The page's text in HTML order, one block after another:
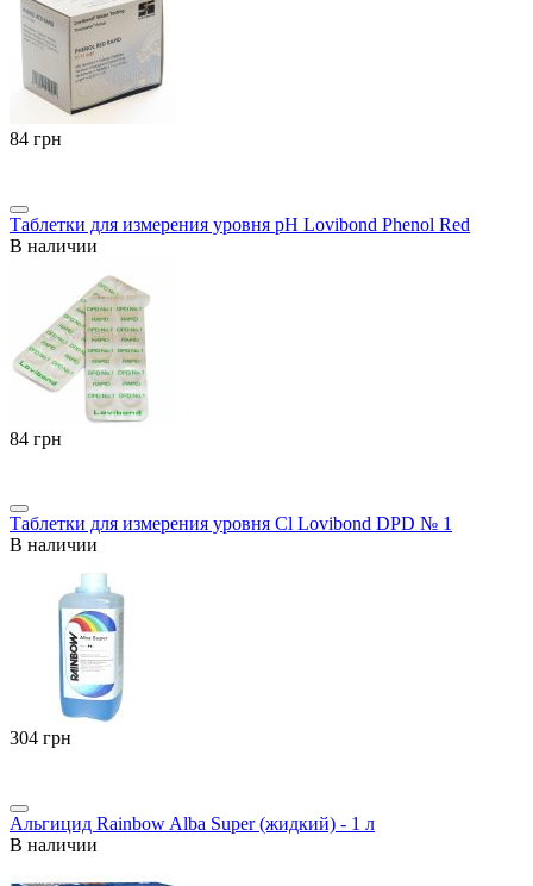
‍84‍ грн
Таблетки для измерения уровня pH Lovibond Phenol Red
В наличии
‍84‍ грн
Таблетки для измерения уровня Cl Lovibond DPD № 1
В наличии
‍304‍ грн
Альгицид Rainbow Alba Super (жидкий) - 1 л
В наличии